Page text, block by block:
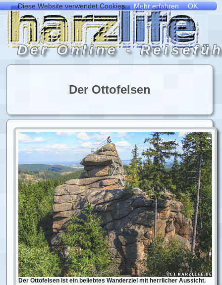
Der Ottofelsen
Der Ottofelsen ist ein beliebtes Wanderziel mit herrlicher Aussicht.